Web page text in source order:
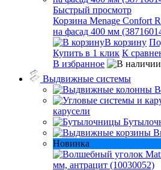
Быстрый просмотр
Корзина Menage Confort
на фасад 400 мм
В корзину
Купить в 1 клик К
В избранное
Выдвижные системы
карусели
Новинка